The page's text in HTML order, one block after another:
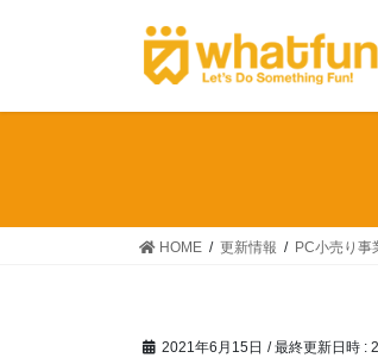
HOME 更新情報 PC小売り事
2021年6月15日 / 最終更新日時 :